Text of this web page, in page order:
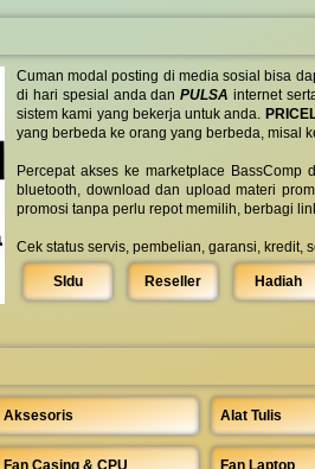
Cuman modal posting di media sosial bisa
di hari spesial anda danPULSA internet
sistem kami yang bekerja untuk anda.
yang berbeda ke orang yang berbeda, misal
Percepat akses ke marketplace
bluetooth, download dan upload materi
promosi tanpa perlu repot memilih, berbagi
Cek status servis, pembelian, garansi, kredit,
SIdu Reseller Hadiah
Aksesoris Alat Tulis
Fan Casing & CPU Fan Laptop